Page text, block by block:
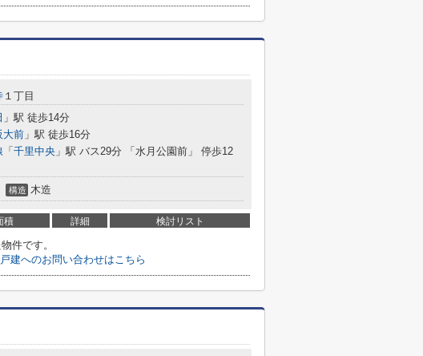
１丁目
」駅 徒歩14分
大前 」駅 徒歩16分
「 千里中央 」駅 バス29分 「水月公園前」 停歩12
構造 木造
積 詳細 検討リスト
件です。
建へのお問い合わせはこちら